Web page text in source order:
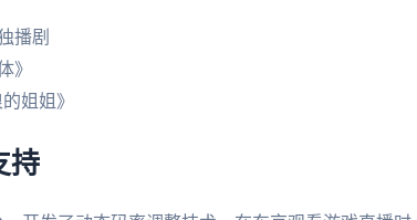
播剧
》
姐姐》
持